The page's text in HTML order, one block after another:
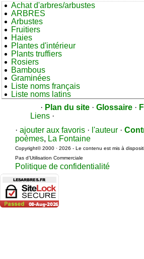
Achat d'arbres/arbustes
ARBRES
Arbustes
Fruitiers
Haies
Plantes d'intérieur
Plants truffiers
Rosiers
Bambous
Graminées
Liste noms français
Liste noms latins
· Plan du site · Glossaire ·
Liens ·
· ajouter aux favoris · l'auteur ·
poèmes, La Fontaine
Copyright© 2000 · 2026 - Le contenu est mis à
Pas d’Utilisation Commerciale
Politique de confidentialité